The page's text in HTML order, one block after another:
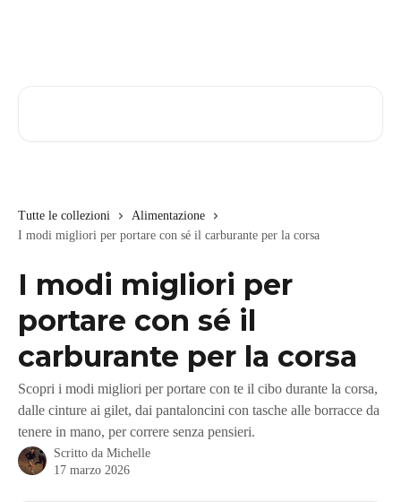
Tutte le collezioni
Alimentazione
I modi migliori per portare con sé il carburante per la corsa
I modi migliori per
portare con sé il
carburante per la corsa
Scopri i modi migliori per portare con te il cibo durante la corsa,
dalle cinture ai gilet, dai pantaloncini con tasche alle borracce da
tenere in mano, per correre senza pensieri.
Scritto da Michelle
17 marzo 2026